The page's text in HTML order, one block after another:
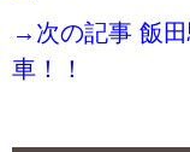
→次の記事 飯
車！！